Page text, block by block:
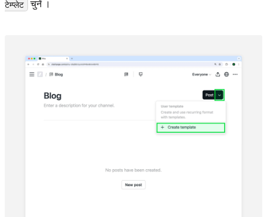
टेम्प्लेट
चुनें ।